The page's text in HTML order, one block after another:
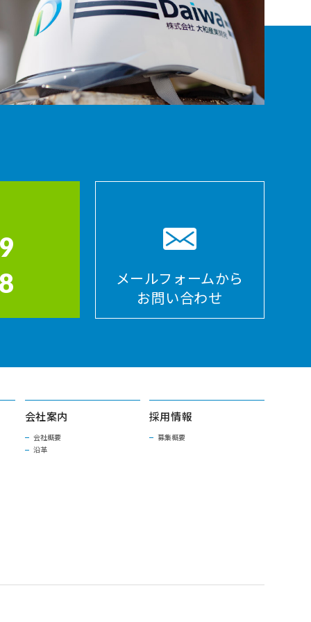
メールフォームから
お問い合わせ
会社案内
会社概要
沿革
採用情報
募集概要